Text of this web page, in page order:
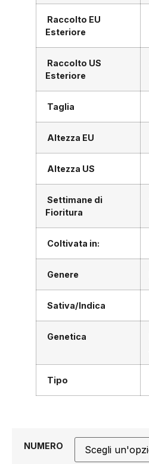
Raccolto EU
Esteriore
Raccolto US
Esteriore
Taglia
Altezza EU
Altezza US
Settimane di
Fioritura
Coltivata in:
Genere
Sativa/Indica
Genetica
Tipo
NUMERO